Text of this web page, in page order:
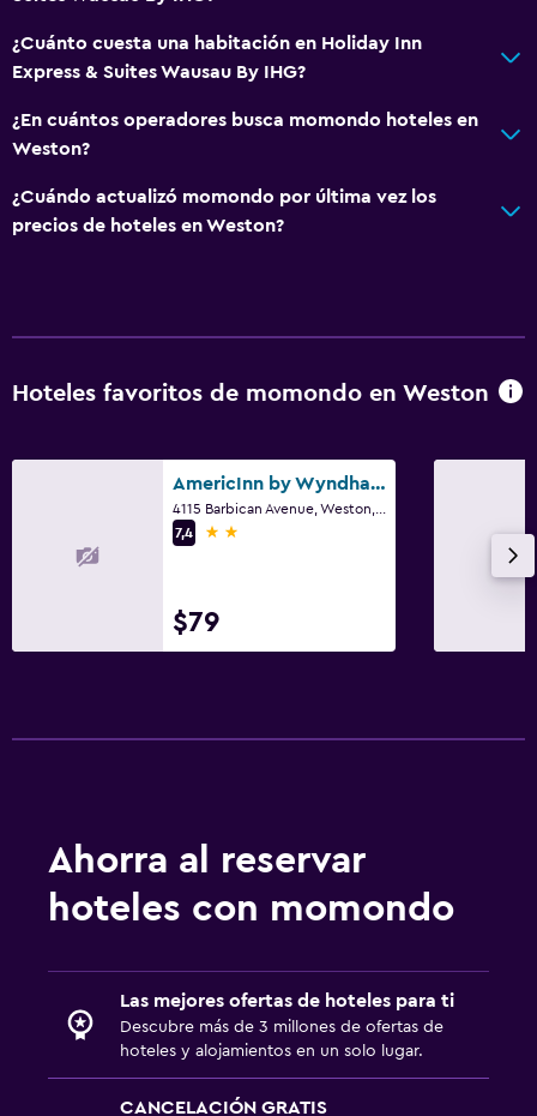
¿Cuánto cuesta una habitación en Holiday Inn
Express & Suites Wausau By IHG?
¿En cuántos operadores busca momondo hoteles en
Weston?
¿Cuándo actualizó momondo por última vez los
precios de hoteles en Weston?
Hoteles favoritos de momondo en Weston
AmericInn by Wyndham Wausau
7,4
2 estrellas
$79
Ahorra al reservar
hoteles con momondo
Las mejores ofertas de hoteles para ti
Descubre más de 3 millones de ofertas de
hoteles y alojamientos en un solo lugar.
CANCELACIÓN GRATIS